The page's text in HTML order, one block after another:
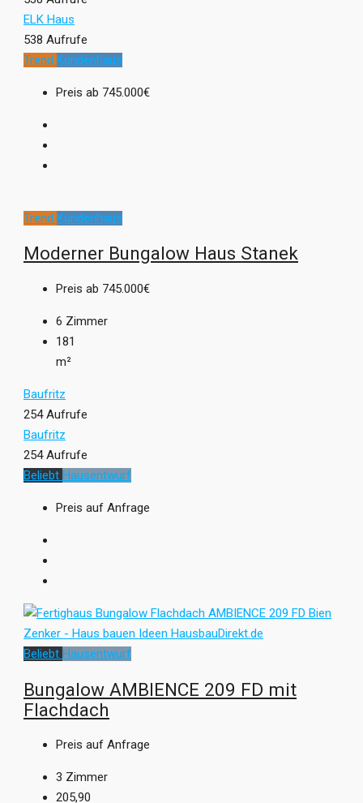
ELK Haus
538 Aufrufe
Trend Kundenhaus
Preis ab 745.000€
Trend Kundenhaus
Moderner Bungalow Haus Stanek
Preis ab 745.000€
6 Zimmer
181
m²
Baufritz
254 Aufrufe
Baufritz
254 Aufrufe
Beliebt Hausentwurf
Preis auf Anfrage
Beliebt Hausentwurf
Bungalow AMBIENCE 209 FD mit
Flachdach
Preis auf Anfrage
3 Zimmer
205,90